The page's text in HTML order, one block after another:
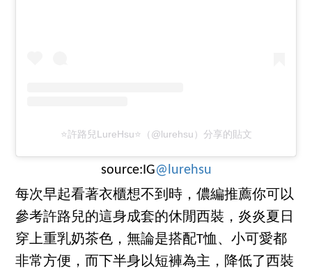
⭐️許路兒LureHsu⭐️（@lurehsu）分享的貼文
source:IG@lurehsu
每次早起看著衣櫃想不到時，儂編推薦你可以
參考許路兒的這身成套的休閒西裝，炎炎夏日
穿上重乳奶茶色，無論是搭配T恤、小可愛都
非常方便，而下半身以短褲為主，降低了西裝